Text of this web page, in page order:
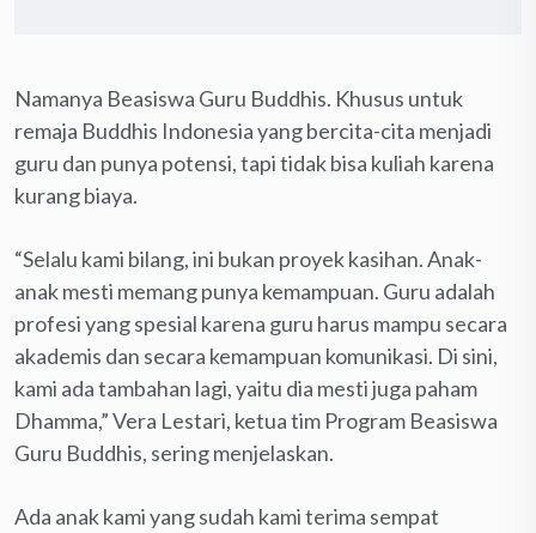
Namanya Beasiswa Guru Buddhis. Khusus untuk
remaja Buddhis Indonesia yang bercita-cita menjadi
guru dan punya potensi, tapi tidak bisa kuliah karena
kurang biaya.
“Selalu kami bilang, ini bukan proyek kasihan. Anak-
anak mesti memang punya kemampuan. Guru adalah
profesi yang spesial karena guru harus mampu secara
akademis dan secara kemampuan komunikasi. Di sini,
kami ada tambahan lagi, yaitu dia mesti juga paham
Dhamma,” Vera Lestari, ketua tim Program Beasiswa
Guru Buddhis, sering menjelaskan.
Ada anak kami yang sudah kami terima sempat